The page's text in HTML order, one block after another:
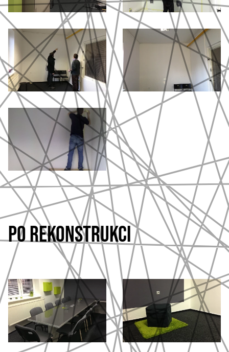
PO REKONSTRUKCI